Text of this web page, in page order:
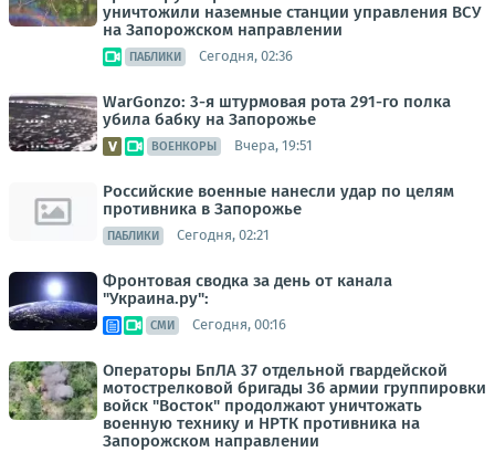
уничтожили наземные станции управления ВСУ
на Запорожском направлении
ПАБЛИКИ Сегодня, 02:36
WarGonzo: 3-я штурмовая рота 291-го полка
убила бабку на Запорожье
ВОЕНКОРЫ Вчера, 19:51
Российские военные нанесли удар по целям
противника в Запорожье
ПАБЛИКИ Сегодня, 02:21
Фронтовая сводка за день от канала
"Украина.ру":
СМИ Сегодня, 00:16
Операторы БпЛА 37 отдельной гвардейской
мотострелковой бригады 36 армии группировки
войск "Восток" продолжают уничтожать
военную технику и НРТК противника на
Запорожском направлении